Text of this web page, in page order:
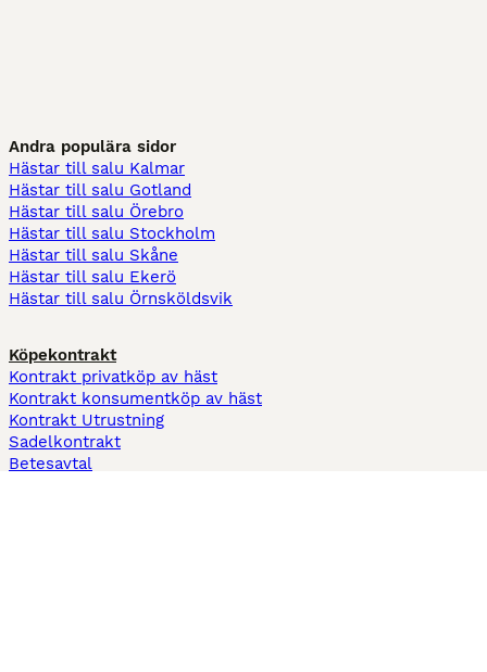
Andra populära sidor
Hästar till salu Kalmar
Hästar till salu Gotland
Hästar till salu Örebro
Hästar till salu Stockholm
Hästar till salu Skåne
Hästar till salu Ekerö
Hästar till salu Örnsköldsvik
Köpekontrakt
Kontrakt privatköp av häst
Kontrakt konsumentköp av häst
Kontrakt Utrustning
Sadelkontrakt
Betesavtal